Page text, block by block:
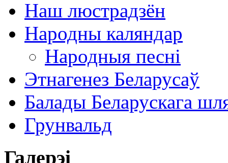
Наш люстрадзён
Народны каляндар
Народныя песні
Этнагенез Беларусаў
Балады Беларускага
Грунвальд
Галерэі